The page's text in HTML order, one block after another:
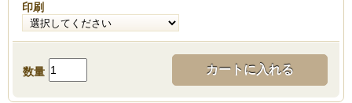
印刷
数量 カートに入れる